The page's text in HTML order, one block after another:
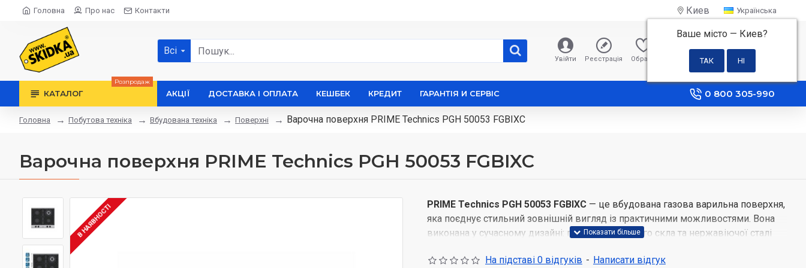
Головна Про нас Контакти Киев
Ваше місто — Киев?
Українська
Всі
Увійти Реєстрація Обране Порівняння
0 грн
КАТАЛОГ
Розпродаж
АКЦІЇ ДОСТАВКА І ОПЛАТА КЕШБЕК КРЕДИТ ГАРАНТІЯ И СЕРВІС 0 800 305-990
Головна Побутова техніка Вбудована техніка Поверхні Варочна поверхня PRIME Technics PGH 50053 FGBIXC
Варочна поверхня PRIME Technics PGH 50053 FGBIXC
В НАЯВНОСТІ PRIME Technics PGH 50053 FGBIXC — це вбудована газова варильна поверхня,
яка поєднує стильний зовнішній вигляд із практичними можливостями. Вона
виконана у сучасному дизайні: поєднання чорного скла та нержавіючої сталі
На підставі 0 відгуків - Написати відгук